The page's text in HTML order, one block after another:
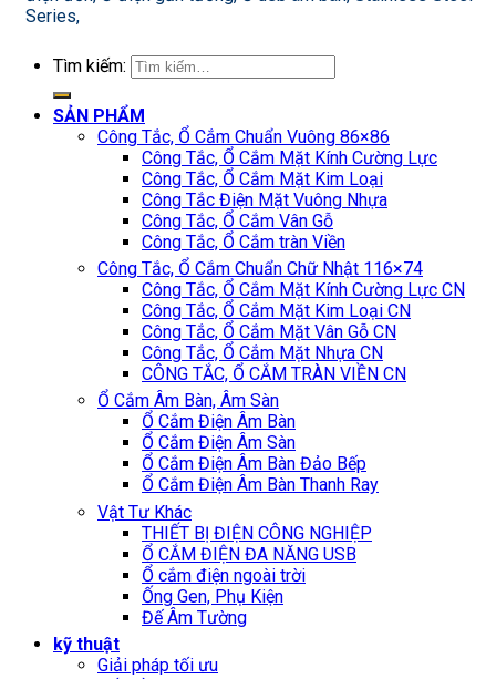
Series,
Tìm kiếm:
SẢN PHẨM
Công Tắc, Ổ Cắm Chuẩn Vuông 86×86
Công Tắc, Ổ Cắm Mặt Kính Cường Lực
Công Tắc, Ổ Cắm Mặt Kim Loại
Công Tắc Điện Mặt Vuông Nhựa
Công Tắc, Ổ Cắm Vân Gỗ
Công Tắc, Ổ Cắm tràn Viền
Công Tắc, Ổ Cắm Chuẩn Chữ Nhật 116×74
Công Tắc, Ổ Cắm Mặt Kính Cường Lực CN
Công Tắc, Ổ Cắm Mặt Kim Loại CN
Công Tắc, Ổ Cắm Mặt Vân Gỗ CN
Công Tắc, Ổ Cắm Mặt Nhựa CN
CÔNG TẮC, Ổ CẮM TRÀN VIỀN CN
Ổ Cắm Âm Bàn, Âm Sàn
Ổ Cắm Điện Âm Bàn
Ổ Cắm Điện Âm Sàn
Ổ Cắm Điện Âm Bàn Đảo Bếp
Ổ Cắm Điện Âm Bàn Thanh Ray
Vật Tư Khác
THIẾT BỊ ĐIỆN CÔNG NGHIỆP
Ổ CẮM ĐIỆN ĐA NĂNG USB
Ổ cắm điện ngoài trời
Ống Gen, Phụ Kiện
Đế Âm Tường
kỹ thuật
Giải pháp tối ưu